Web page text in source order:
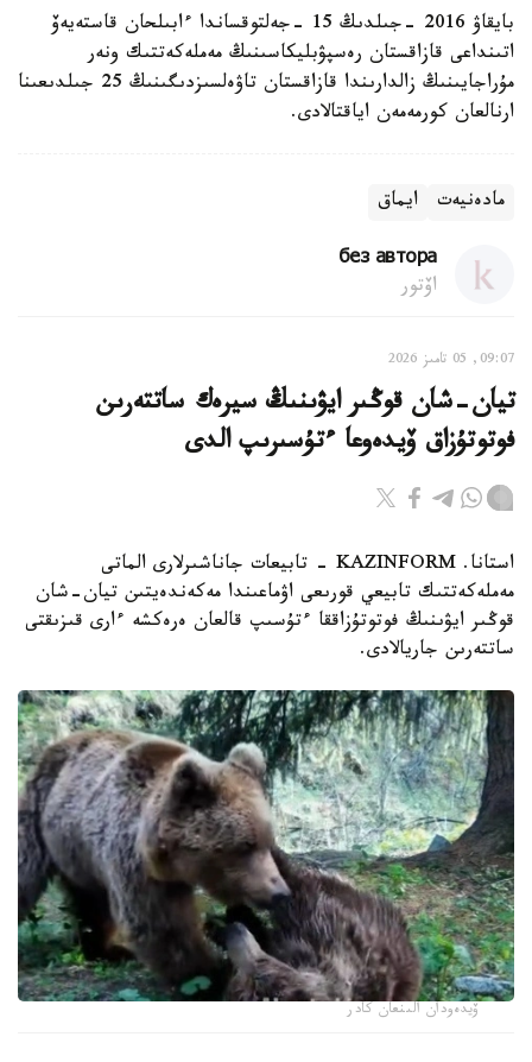
بايقاۋ 2016 -جىلدىڭ 15 -جەلتوقساندا ءابىلحان قاستەيەۆ
اتىنداعى قازاقستان رەسپۋبليكاسىنىڭ مەملەكەتتىك ونەر
مۇراجايىنىڭ زالدارىندا قازاقستان تاۋەلسىزدىگىنىڭ 25 جىلدىعىنا
ارنالعان كورمەمەن اياقتالادى.
مادەنيەت ايماق
без автора
اۆتور
09:07, 05 تامىز 2026
تيان-شان قوڭىر ايۋىنىڭ سيرەك ساتتەرىن
فوتوتۇزاق ۆيدەوعا ءتۇسىرىپ الدى
استانا. KAZINFORM - تابيعات جاناشىرلارى الماتى
مەملەكەتتىك تابيعي قورىعى اۋماعىندا مەكەندەيتىن تيان-شان
قوڭىر ايۋىنىڭ فوتوتۇزاققا ءتۇسىپ قالعان ەرەكشە ءارى قىزىقتى
ساتتەرىن جاريالادى.
ۆيدەودان الىنعان كادر